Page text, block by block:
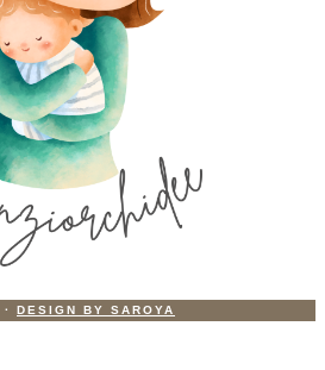
· DESIGN BY SAROYA